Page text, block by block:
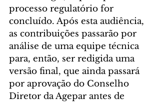
processo regulatório for
concluído. Após esta audiência,
as contribuições passarão por
análise de uma equipe técnica
para, então, ser redigida uma
versão final, que ainda passará
por aprovação do Conselho
Diretor da Agepar antes de